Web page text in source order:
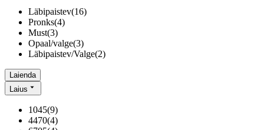
Läbipaistev(16)
Pronks(4)
Must(3)
Opaal/valge(3)
Läbipaistev/Valge(2)
Laienda
Laius
1045(9)
4470(4)